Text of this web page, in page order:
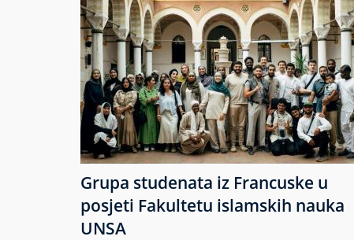
Grupa studenata iz Francuske u
posjeti Fakultetu islamskih nauka
UNSA